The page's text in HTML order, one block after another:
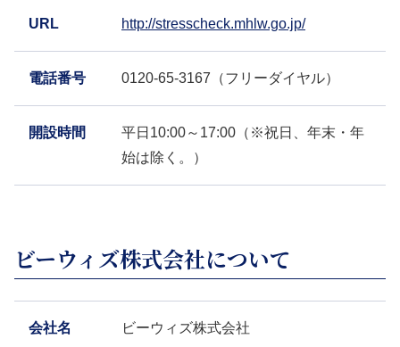
URL http://stresscheck.mhlw.go.jp/
電話番号 0120-65-3167（フリーダイヤル）
開設時間
平日10:00～17:00（※祝日、年末・年
始は除く。）
ビーウィズ株式会社について
会社名 ビーウィズ株式会社